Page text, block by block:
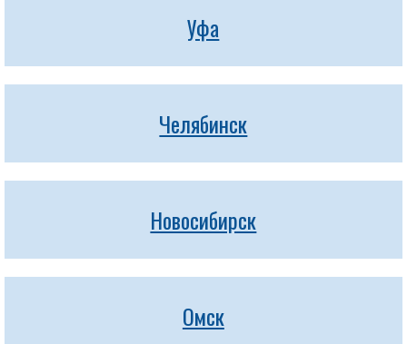
Уфа
Челябинск
Новосибирск
Омск